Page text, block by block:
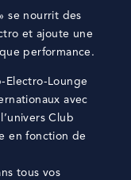
se nourrit des
et ajoute une
performance.
Electro-Lounge
avec
Club
en fonction de
tous vos